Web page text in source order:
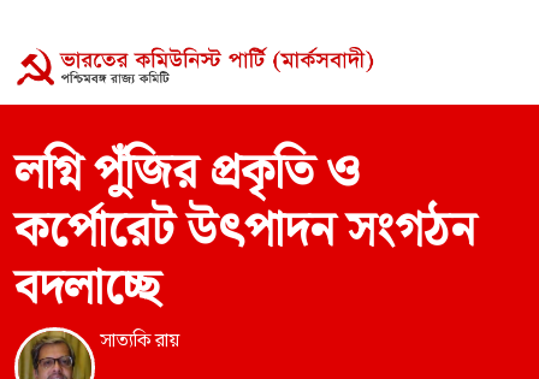
লগ্নি পুঁজির প্রকৃতি ও
কর্পোরেট উৎপাদন সংগঠন
বদলাচ্ছে
সাত্যকি রায়